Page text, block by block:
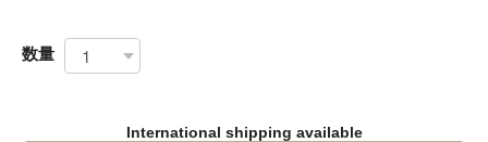
数量
International shipping available